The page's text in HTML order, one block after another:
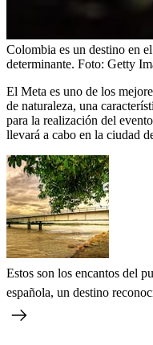
Colombia es un destino en
determinante. Foto: Getty
El Meta es uno de los
de naturaleza, una
para la realización del evento
llevará a cabo en la ciudad
Estos son los encantos del
española, un destino